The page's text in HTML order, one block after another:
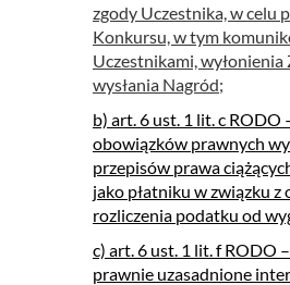
zgody Uczestnika, w celu
Konkursu, w tym
Uczestnikami, wyłonienia
wysłania Nagród;
b) art. 6 ust. 1 lit. c RODO
obowiązków prawnych
przepisów prawa
jako płatniku w związku z
rozliczenia podatku od
c) art. 6 ust. 1 lit. f RODO
prawnie uzasadnione